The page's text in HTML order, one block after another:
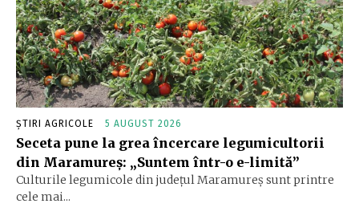
ȘTIRI AGRICOLE 5 AUGUST 2026
Seceta pune la grea încercare legumicultorii
din Maramureș: „Suntem într-o e-limită”
Culturile legumicole din județul Maramureș sunt printre
cele mai...